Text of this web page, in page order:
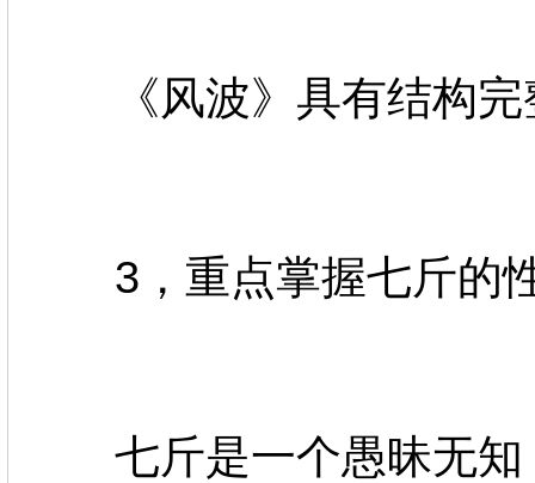
《风波》具有结构完
3，重点掌握七斤的
七斤是一个愚昧无知